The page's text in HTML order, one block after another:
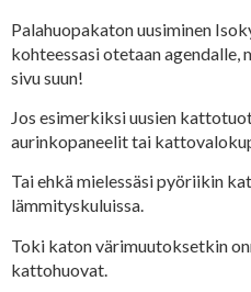
Palahuopakaton uusiminen
kohteessasi otetaan
sivu suun!
Jos esimerkiksi uusien
aurinkopaneelit tai
Tai ehkä mielessäsi pyöriikin
lämmityskuluissa.
Toki katon värimuutoksetkin
kattohuovat.